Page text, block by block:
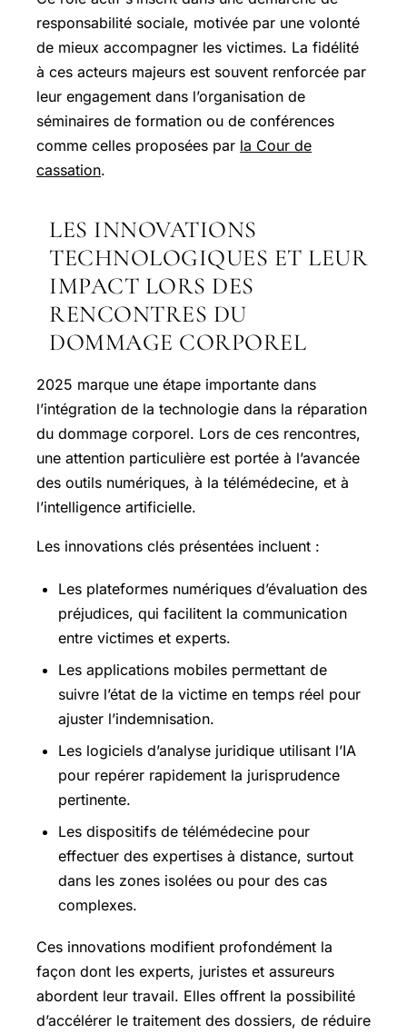
responsabilité sociale, motivée par une volonté
de mieux accompagner les victimes. La fidélité
à ces acteurs majeurs est souvent renforcée par
leur engagement dans l’organisation de
séminaires de formation ou de conférences
comme celles proposées par la Cour de
cassation.
LES INNOVATIONS
TECHNOLOGIQUES ET LEUR
IMPACT LORS DES
RENCONTRES DU
DOMMAGE CORPOREL
2025 marque une étape importante dans
l’intégration de la technologie dans la réparation
du dommage corporel. Lors de ces rencontres,
une attention particulière est portée à l’avancée
des outils numériques, à la télémédecine, et à
l’intelligence artificielle.
Les innovations clés présentées incluent :
Les plateformes numériques d’évaluation des
préjudices, qui facilitent la communication
entre victimes et experts.
Les applications mobiles permettant de
suivre l’état de la victime en temps réel pour
ajuster l’indemnisation.
Les logiciels d’analyse juridique utilisant l’IA
pour repérer rapidement la jurisprudence
pertinente.
Les dispositifs de télémédecine pour
effectuer des expertises à distance, surtout
dans les zones isolées ou pour des cas
complexes.
Ces innovations modifient profondément la
façon dont les experts, juristes et assureurs
abordent leur travail. Elles offrent la possibilité
d’accélérer le traitement des dossiers, de réduire